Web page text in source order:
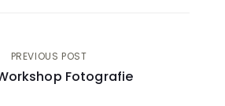
PREVIOUS POST
Fotografie